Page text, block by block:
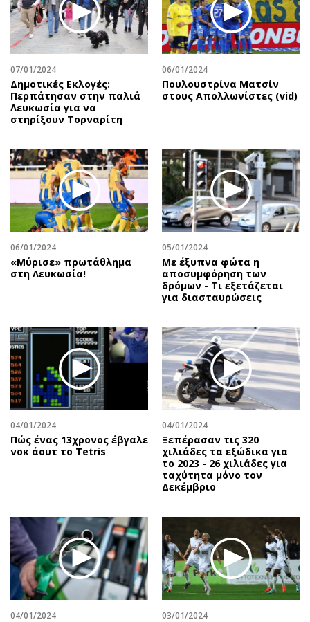
07/01/2024
Δημοτικές Εκλογές:
Περπάτησαν στην παλιά
Λευκωσία για να
στηρίξουν Τορναρίτη
06/01/2024
Πουλουστρίνα Ματσίν
στους Απολλωνίστες (vid)
06/01/2024
«Μύρισε» πρωτάθλημα
στη Λευκωσία!
05/01/2024
Με έξυπνα φώτα η
αποσυμφόρηση των
δρόμων - Τι εξετάζεται
για διασταυρώσεις
04/01/2024
Πώς ένας 13χρονος έβγαλε
νοκ άουτ το Tetris
04/01/2024
Ξεπέρασαν τις 320
χιλιάδες τα εξώδικα για
το 2023 - 26 χιλιάδες για
ταχύτητα μόνο τον
Δεκέμβριο
04/01/2024 03/01/2024